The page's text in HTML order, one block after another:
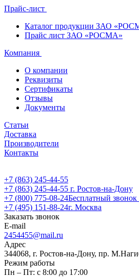
Прайс-лист
Каталог продукции ЗАО
Прайс лист ЗАО «РОСМА»
Компания
О компании
Реквизиты
Сертификаты
Отзывы
Документы
Статьи
Доставка
Производители
Контакты
+7 (863) 245-44-55
+7 (863) 245-44-55 г. Ростов-на-Дону
+7 (800) 775-08-24Бесплатный
+7 (495) 151-88-24г. Москва
Заказать звонок
E-mail
2454455@mail.ru
Адрес
344068, г. Ростов-на-Дону, пр.
Режим работы
Пн – Пт: с 8:00 до 17:00